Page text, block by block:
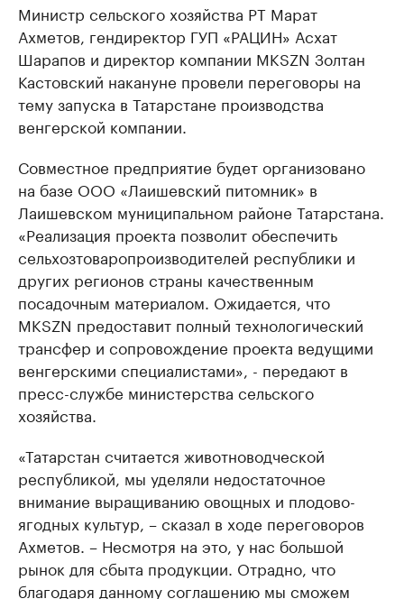
Министр сельского хозяйства РТ Марат
Ахметов, гендиректор ГУП «РАЦИН» Асхат
Шарапов и директор компании MKSZN Золтан
Кастовский накануне провели переговоры на
тему запуска в Татарстане производства
венгерской компании.
Совместное предприятие будет организовано
на базе ООО «Лаишевский питомник» в
Лаишевском муниципальном районе Татарстана.
«Реализация проекта позволит обеспечить
сельхозтоваропроизводителей республики и
других регионов страны качественным
посадочным материалом. Ожидается, что
MKSZN предоставит полный технологический
трансфер и сопровождение проекта ведущими
венгерскими специалистами», - передают в
пресс-службе министерства сельского
хозяйства.
«Татарстан считается животноводческой
республикой, мы уделяли недостаточное
внимание выращиванию овощных и плодово-
ягодных культур, – сказал в ходе переговоров
Ахметов. – Несмотря на это, у нас большой
рынок для сбыта продукции. Отрадно, что
благодаря данному соглашению мы сможем